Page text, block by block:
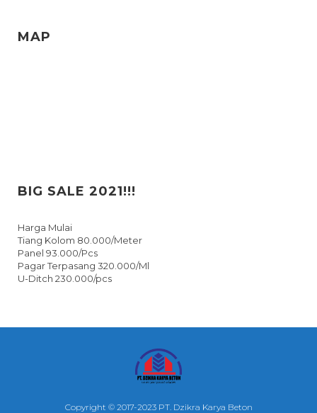
MAP
BIG SALE 2021!!!
Harga Mulai
Tiang Kolom 80.000/Meter
Panel 93.000/Pcs
Pagar Terpasang 320.000/Ml
U-Ditch 230.000/pcs
Copyright © 2017-2023 PT. Dzikra Karya Beton